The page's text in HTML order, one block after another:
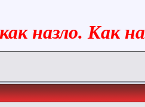
назло. Как